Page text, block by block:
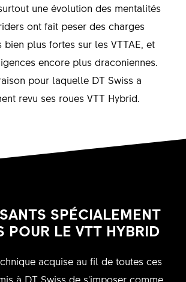
une évolution des mentalités
ont fait peser des charges
bien plus fortes sur les VTTAE, et
encore plus draconiennes.
pour laquelle DT Swiss a
revu ses roues VTT Hybrid.
SPÉCIALEMENT
POUR LE VTT HYBRID
acquise au fil de toutes ces
à DT Swiss de s'imposer comme